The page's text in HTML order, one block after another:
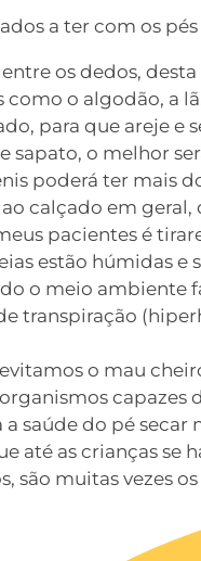
a ter com os
os dedos,
como o algodão, a
para que areje e
sapato, o melhor
poderá ter mais
calçado em
pacientes é
estão húmidas
o meio ambiente
transpiração
o mau
capazes
saúde do pé
até as crianças
são muitas vezes